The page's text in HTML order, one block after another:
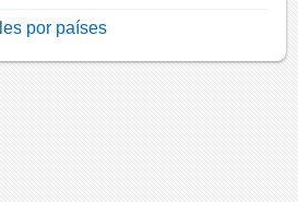
por países